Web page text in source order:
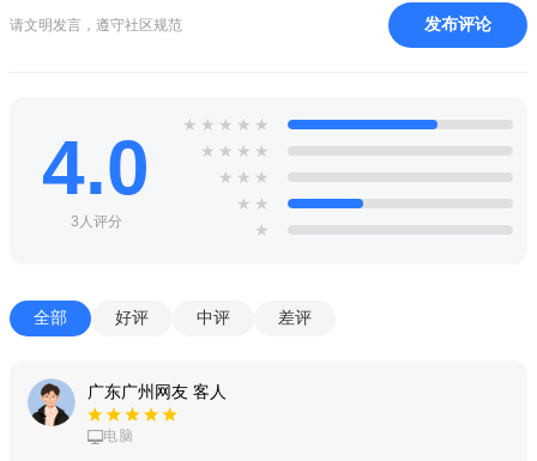
请文明发言，遵守社区规范 发布评论
4.0
3人评分
★ ★ ★ ★ ★
★ ★ ★ ★
★ ★ ★
★ ★
★
全部 好评 中评 差评
广东广州网友 客人
电脑